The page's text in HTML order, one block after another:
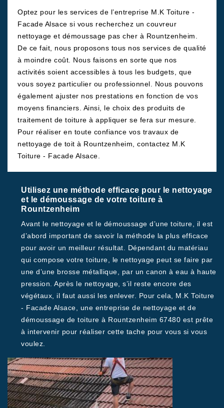
Optez pour les services de l’entreprise M.K Toiture -
Facade Alsace si vous recherchez un couvreur
nettoyage et démoussage pas cher à Rountzenheim.
De ce fait, nous proposons tous nos services de qualité
à moindre coût. Nous faisons en sorte que nos
activités soient accessibles à tous les budgets, que
vous soyez particulier ou professionnel. Nous pouvons
également ajuster nos prestations en fonction de vos
moyens financiers. Ainsi, le choix des produits de
traitement de toiture à appliquer se fera sur mesure.
Pour réaliser en toute confiance vos travaux de
nettoyage de toit à Rountzenheim, contactez M.K
Toiture - Facade Alsace.
Utilisez une méthode efficace pour le nettoyage
et le démoussage de votre toiture à
Rountzenheim
Avant le nettoyage et le démoussage d’une toiture, il est
d’abord important de savoir la méthode la plus efficace
pour avoir un meilleur résultat. Dépendant du matériau
qui compose votre toiture, le nettoyage peut se faire par
une d’une brosse métallique, par un canon à eau à haute
pression. Après le nettoyage, s’il reste encore des
végétaux, il faut aussi les enlever. Pour cela, M.K Toiture
- Facade Alsace, une entreprise de nettoyage et de
démoussage de toiture à Rountzenheim 67480 est prête
à intervenir pour réaliser cette tache pour vous si vous
voulez.